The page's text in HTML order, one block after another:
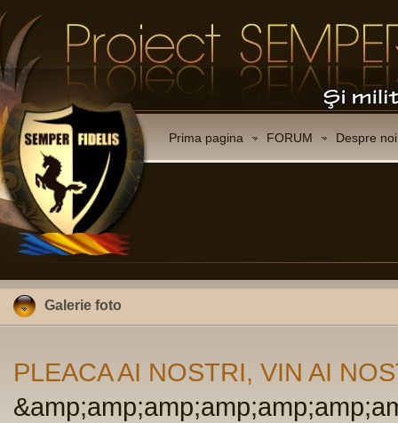
Prima pagina FORUM Despre noi
Galerie foto
PLEACA AI NOSTRI, VIN AI